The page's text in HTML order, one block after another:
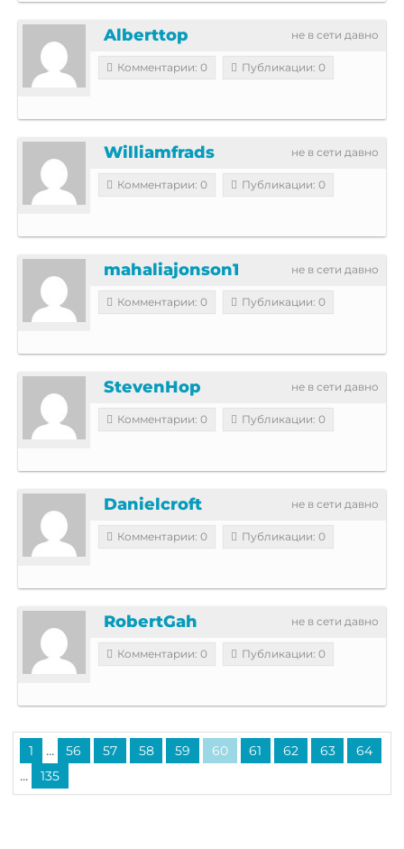
не в сети давно
Alberttop
Комментарии: 0 Публикации: 0
не в сети давно
Williamfrads
Комментарии: 0 Публикации: 0
не в сети давно
mahaliajonson1
Комментарии: 0 Публикации: 0
не в сети давно
StevenHop
Комментарии: 0 Публикации: 0
не в сети давно
Danielcroft
Комментарии: 0 Публикации: 0
не в сети давно
RobertGah
Комментарии: 0 Публикации: 0
1 ... 56 57 58 59 60 61 62 63 64
... 135